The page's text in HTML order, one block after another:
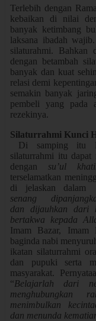
Terlebih dengan
kebaikan di nilai
banyak ketimbang
laksana ibadah
silaturahmi. Bahkan
dengan betambah
banyak dan kuat
relasi demi
semakin banyak
pembeli yang pada
rezekinya.
Silaturrahmi Kunci
Di samping itu
silaturrahmi itu dapat
dengan su’ul
terselamatkan
di jelaskan dalam
senang
dan dijauhkan dari
bertakwa kepada
Imam Bazar, Imam
baginda nabi
ikatan silaturrahmi
dan pupuki serta
masyarakat.
“Belajarlah dari
menghubungkan
menimbulkan
dan menunda